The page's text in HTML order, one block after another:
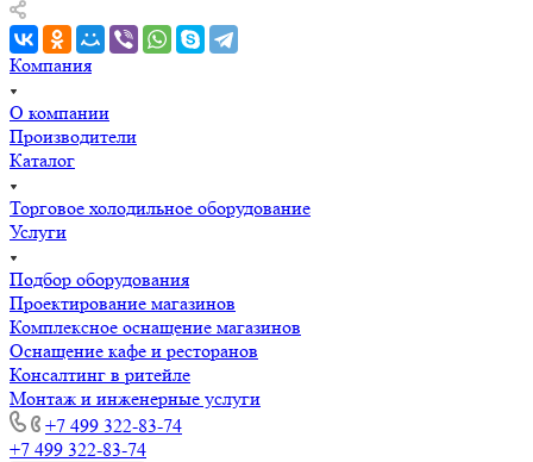
Компания
О компании
Производители
Каталог
Торговое холодильное оборудование
Услуги
Подбор оборудования
Проектирование магазинов
Комплексное оснащение магазинов
Оснащение кафе и ресторанов
Консалтинг в ритейле
Монтаж и инженерные услуги
+7 499 322-83-74
+7 499 322-83-74